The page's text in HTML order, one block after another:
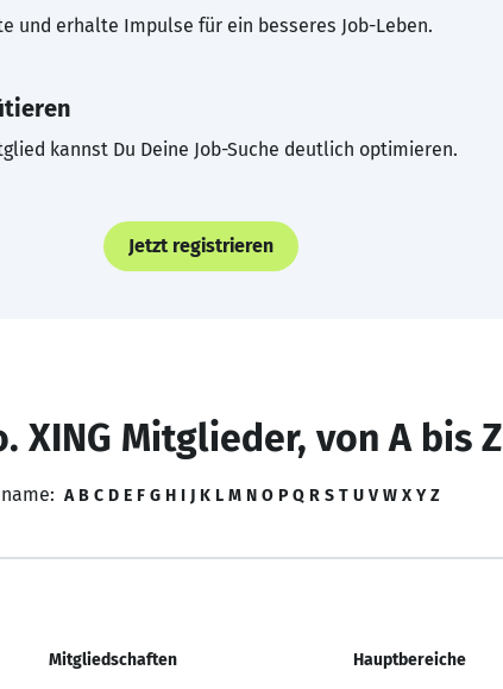
und erhalte Impulse für ein besseres Job-Leben.
kannst Du Deine Job-Suche deutlich optimieren.
Jetzt registrieren
XING Mitglieder, von A bis Z
A B C D E F G H I J K L M N O P Q R S T U V W X Y Z
Mitgliedschaften Hauptbereiche